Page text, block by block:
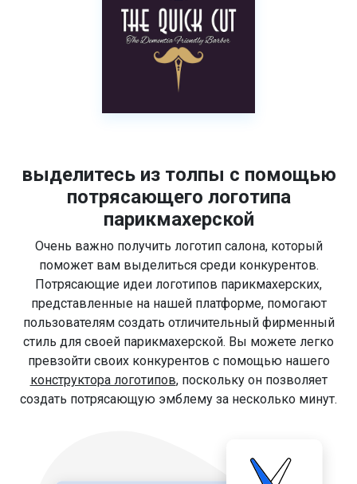
выделитесь из толпы с помощью
потрясающего логотипа
парикмахерской
Очень важно получить логотип салона, который
поможет вам выделиться среди конкурентов.
Потрясающие идеи логотипов парикмахерских,
представленные на нашей платформе, помогают
пользователям создать отличительный фирменный
стиль для своей парикмахерской. Вы можете легко
превзойти своих конкурентов с помощью нашего
конструктора логотипов, поскольку он позволяет
создать потрясающую эмблему за несколько минут.